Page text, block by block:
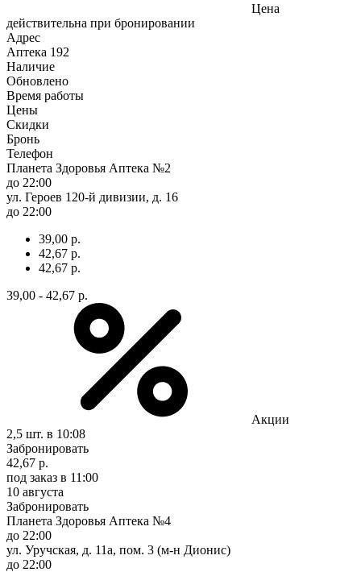
Цена
действительна при бронировании
Адрес
Аптека 192
Наличие
Обновлено
Время работы
Цены
Скидки
Бронь
Телефон
Планета Здоровья Аптека №2
до 22:00
ул. Героев 120-й дивизии, д. 16
до 22:00
39,00 р.
42,67 р.
42,67 р.
39,00 - 42,67 р.
Акции
2,5 шт. в 10:08
Забронировать
42,67 р.
под заказ в 11:00
10 августа
Забронировать
Планета Здоровья Аптека №4
до 22:00
ул. Уручская, д. 11а, пом. 3 (м-н Дионис)
до 22:00